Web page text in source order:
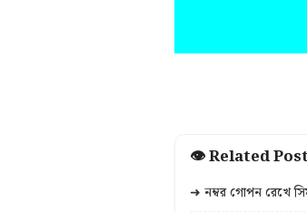
👁 Related
➜ নম্বর গোপন রেখে